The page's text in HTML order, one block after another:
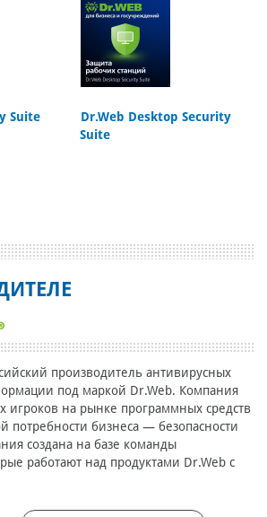
Suite
Dr.Web Desktop Security
Suite
производитель антивирусных
под маркой Dr.Web. Компания
на рынке программных средств
потребности бизнеса — безопасности
создана на базе команды
работают над продуктами Dr.Web с